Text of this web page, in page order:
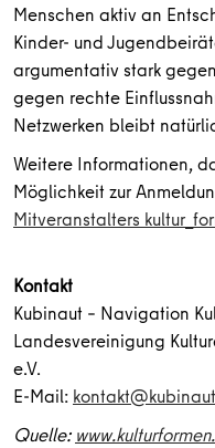
Menschen aktiv an
Kinder- und
argumentativ stark
gegen rechte
Netzwerken bleibt
Weitere Informationen,
Möglichkeit zur
Mitveranstalters
Kontakt
Kubinaut – Navigation
Landesvereinigung
e.V.
E-Mail:
Quelle: